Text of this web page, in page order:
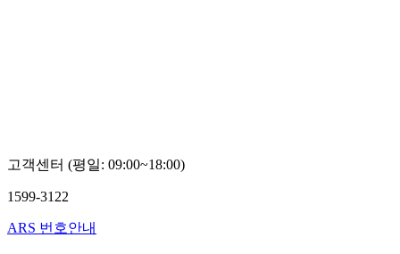
고객센터 (평일: 09:00~18:00)
1599-3122
ARS 번호안내